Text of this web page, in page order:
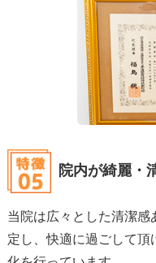
院内が綺麗・
当院は広々とした清潔感
定し、快適に過ごして頂